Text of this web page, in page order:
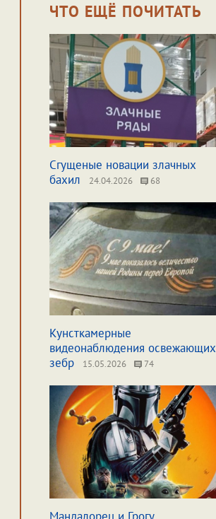
ЧТО ЕЩЁ ПОЧИТАТЬ
Сгущеные новации злачных
бахил
24.04.2026 68
Кунсткамерные
видеонаблюдения освежающих
зебр
15.05.2026 74